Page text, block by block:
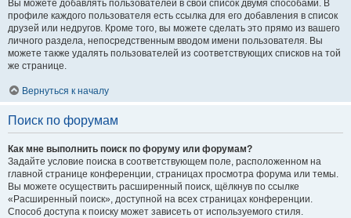
Вы можете добавлять пользователей в свой список двумя способами. В
профиле каждого пользователя есть ссылка для его добавления в список
друзей или недругов. Кроме того, вы можете сделать это прямо из вашего
личного раздела, непосредственным вводом имени пользователя. Вы
можете также удалять пользователей из соответствующих списков на той
же странице.
Вернуться к началу
Поиск по форумам
Как мне выполнить поиск по форуму или форумам?
Задайте условие поиска в соответствующем поле, расположенном на
главной странице конференции, страницах просмотра форума или темы.
Вы можете осуществить расширенный поиск, щёлкнув по ссылке
«Расширенный поиск», доступной на всех страницах конференции.
Способ доступа к поиску может зависеть от используемого стиля.